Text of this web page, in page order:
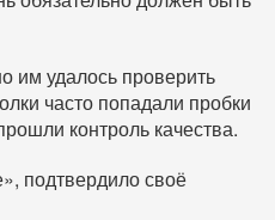
им удалось проверить
часто попадали пробки
контроль качества.
подтвердило своё